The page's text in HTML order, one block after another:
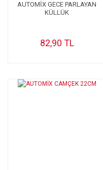
AUTOMİX GECE PARLAYAN
KÜLLÜK
82,90 TL